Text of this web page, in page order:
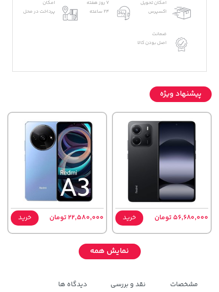
امکان تحویل
اکسپرس
7 روز هفته
24 ساعته
امکان
پرداخت در محل
ضمانت
اصل بودن کالا
پیشنهاد ویژه
56,680,000 تومان خرید 22,580,000 تومان خرید
نمایش همه
مشخصات نقد و بررسی دیدگاه ها